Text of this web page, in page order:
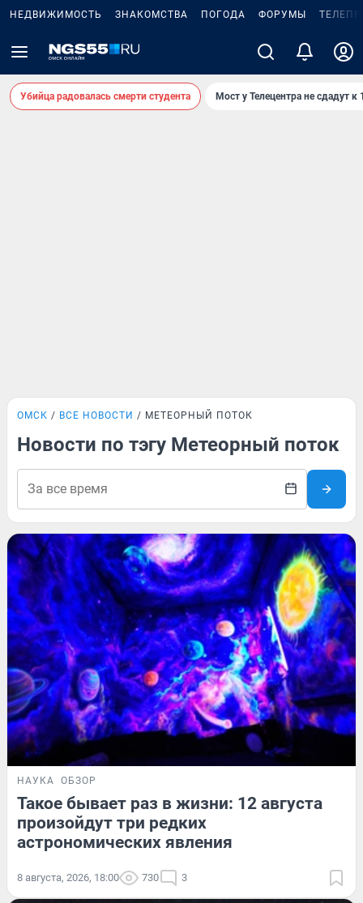
НЕДВИЖИМОСТЬ ЗНАКОМСТВА ПОГОДА ФОРУМЫ
Убийца радовалась смерти студента Мост у Телецентра не сдадут к
ОМСК ВСЕ НОВОСТИ МЕТЕОРНЫЙ ПОТОК
Новости по тэгу Метеорный поток
НАУКА ОБЗОР
Такое бывает раз в жизни: 12 августа
произойдут три редких
астрономических явления
8 августа, 2026, 18:00 730 3